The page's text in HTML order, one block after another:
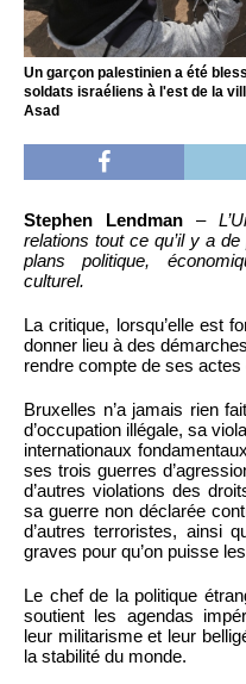
Un garçon palestinien a été
soldats israéliens à l'est de la
Asad
Stephen Lendman –
relations tout ce qu’il y a
plans politique,
culturel.
La critique, lorsqu’elle est
donner lieu à des
rendre compte de ses actes
Bruxelles n’a jamais rien
d’occupation illégale, sa
internationaux
ses trois guerres
d’autres violations des
sa guerre non déclarée
d’autres terroristes, ainsi
graves pour qu’on puisse
Le chef de la politique
soutient les agendas
leur militarisme et leur
la stabilité du monde.